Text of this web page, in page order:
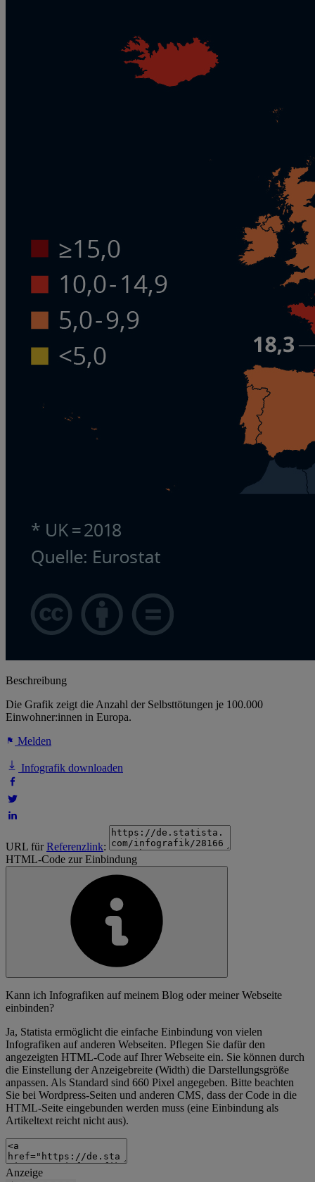
Beschreibung
Die Grafik zeigt die Anzahl der Selbsttötungen je 100.000
Einwohner:innen in Europa.
Melden
Infografik downloaden
URL fürReferenzlink:
HTML-Code zur Einbindung
Kann ich Infografiken auf meinem Blog oder meiner Webseite
einbinden?
Ja, Statista ermöglicht die einfache Einbindung von vielen
Infografiken auf anderen Webseiten. Pflegen Sie dafür den
angezeigten HTML-Code auf Ihrer Webseite ein. Sie können durch
die Einstellung der Anzeigebreite (Width) die Darstellungsgröße
anpassen. Als Standard sind 660 Pixel angegeben. Bitte beachten
Sie bei Wordpress-Seiten und anderen CMS, dass der Code in die
HTML-Seite eingebunden werden muss (eine Einbindung als
Artikeltext reicht nicht aus).
Anzeige